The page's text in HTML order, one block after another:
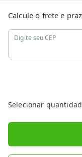
Calcule o frete e
Digite seu CEP
Selecionar